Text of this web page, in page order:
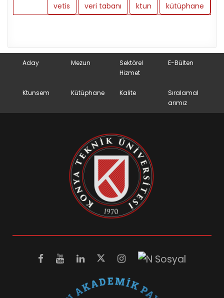
vetis veri tabanı ktun kütüphane
Aday Mezun
Sektörel
Hizmet
E-Bülten
Ktunsem Kütüphane Kalite
Sıralamal
arımız